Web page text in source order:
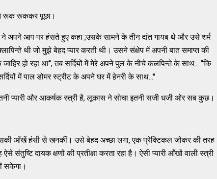
ने रूक रूककर पूछा।
अपने आप पर हंसते हुए कहा ;उसके सामने के तीन दांत गायब थे और उसे शर्म
थी जो मुझे बेहद प्यार करती थी। उसने संक्षेप में अपनी बात समाप्त की
हो रहा था'', तब सर्दियों में मेरे अपने पुल के नीचे कलपिन्ते के साथ... ''कि
में पाल डोमर स्ट्रीट के अपने घर में हेनरी के साथ...''
प्यारी और आकर्षक स्त्री है, लूकास ने सोचा इतनी सजी धजी ओर सब कुछ।
आँखें हंसी से खनकीं। उसे बेहद अच्छा लगा, एक प्रेक्टिकल जोकर की तरह
दायक क्षणों की प्रतीक्षा करता रहा है। ऐसी प्यारी आँखों वाली स्त्री
सकेगा।